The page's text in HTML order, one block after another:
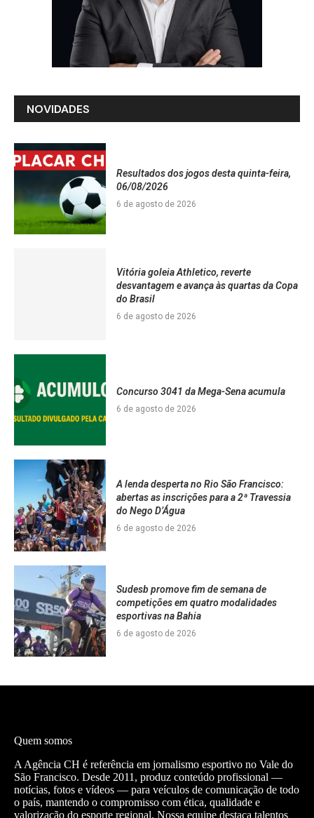
NOVIDADES
Resultados dos jogos desta quinta-feira,
06/08/2026
6 de agosto de 2026
Vitória goleia Athletico, reverte
desvantagem e avança às quartas da Copa
do Brasil
6 de agosto de 2026
Concurso 3041 da Mega-Sena acumula
6 de agosto de 2026
A lenda desperta no Rio São Francisco:
abertas as inscrições para a 2ª Travessia
do Nego D’Água
6 de agosto de 2026
Sudesb promove fim de semana de
competições em quatro modalidades
esportivas na Bahia
6 de agosto de 2026
Quem somos
A Agência CH é referência em jornalismo esportivo no Vale do
São Francisco. Desde 2011, produz conteúdo profissional —
notícias, fotos e vídeos — para veículos de comunicação de todo
o país, mantendo o compromisso com ética, qualidade e
valorização do esporte regional. Nossa equipe destaca talentos